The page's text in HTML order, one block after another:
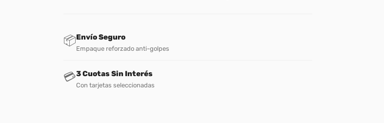
📦Envío Seguro
Empaque reforzado anti-golpes
💳3 Cuotas Sin Interés
Con tarjetas seleccionadas